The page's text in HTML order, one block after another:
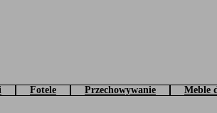
produktów
Fotele Przechowywanie Meble